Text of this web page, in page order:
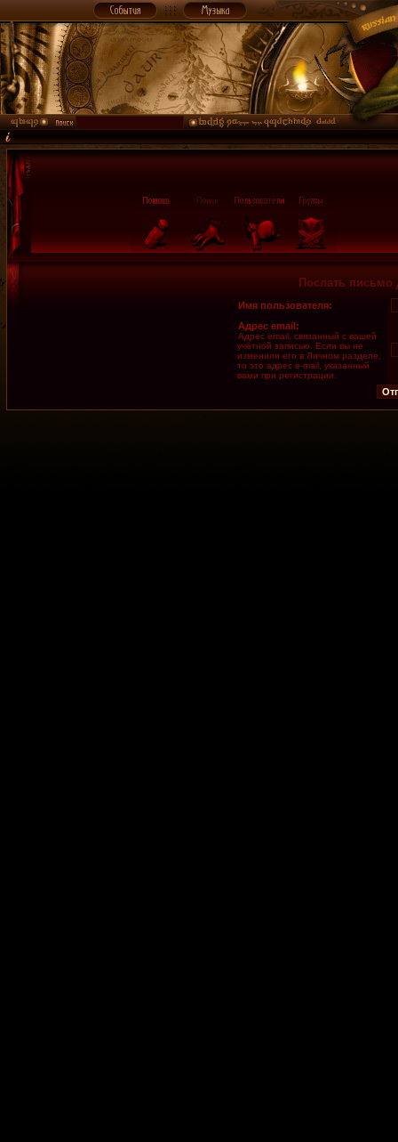
Послать письмо
Имя пользователя:
Адрес email:
Адрес email, связанный с вашей
учётной записью. Если вы не
изменили его в Личном разделе,
то это адрес e-mail, указанный
вами при регистрации.